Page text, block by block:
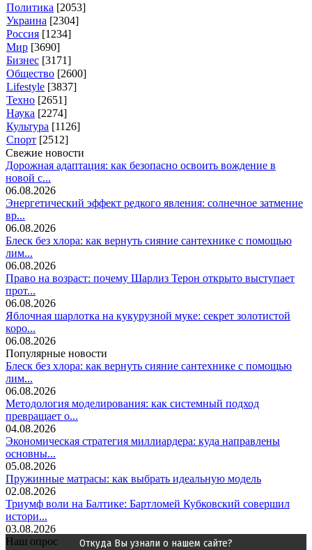
Политика [2053]
Украина [2304]
Россия [1234]
Мир [3690]
Бизнес [3171]
Общество [2600]
Lifestyle [3837]
Техно [2651]
Наука [2274]
Культура [1126]
Спорт [2512]
Свежие новости
Дорожная адаптация: как безопасно освоить вождение в
новой с...
06.08.2026
Энергетический эффект редкого явления: солнечное затмение
вр...
06.08.2026
Блеск без хлора: как вернуть сияние сантехнике с помощью
лим...
06.08.2026
Право на возраст: почему Шарлиз Терон открыто выступает
прот...
06.08.2026
Яблочная шарлотка на кукурузной муке: секрет золотистой
коро...
06.08.2026
Популярные новости
Блеск без хлора: как вернуть сияние сантехнике с помощью
лим...
06.08.2026
Методология моделирования: как системный подход
превращает о...
04.08.2026
Экономическая стратегия миллиардера: куда направлены
основны...
05.08.2026
Пружинные матрасы: как выбрать идеальную модель
02.08.2026
Триумф воли на Балтике: Бартломей Кубковский совершил
истори...
03.08.2026
Наш опрос
Откуда Вы узнали о нашем сайте?